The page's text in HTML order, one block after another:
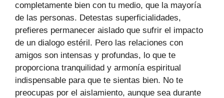
completamente bien con tu medio, que la mayoría
de las personas. Detestas superficialidades,
prefieres permanecer aislado que sufrir el impacto
de un dialogo estéril. Pero las relaciones con
amigos son intensas y profundas, lo que te
proporciona tranquilidad y armonía espiritual
indispensable para que te sientas bien. No te
preocupas por el aislamiento, aunque sea durante